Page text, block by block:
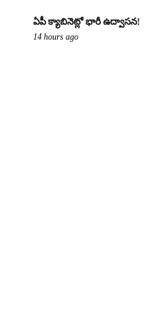
ఏపీ క్యాబినెట్లో భారీ ఉద్వాసన!
14 hours ago